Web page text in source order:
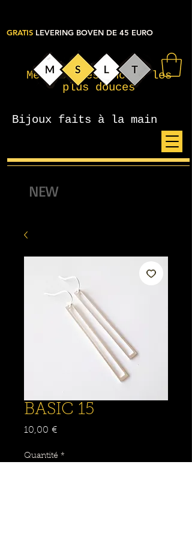
Mes petites choses les
plus douces
Bijoux faits à la main
GRATIS LEVERING BOVEN DE 45 EURO
NEW
BASIC 15
10,00 €Prix
Quantité *